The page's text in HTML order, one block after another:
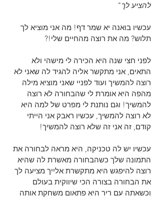
להציע לך"
עכשיו בואנה יא שמר דף! מה אני מוציא לך
תלוש? מה את רוצה מהחיים שלי!?
לפני חצי שנה היא הכירה לי מישהי ולא
התאים, אני מתקשר אליה להגיד לה שאני לא
רוצה להמשיך ועוד לפניי שאני מוציא מילה
מהפה היא אומרת לי שהבחורה לא רוצה
להמשיך! וגם נותנת לי מפרט של למה היא
לא רוצה להמשיך, עכשיו ראבק אני הייתי
קודם, זה אני זה שלא רוצה להמשיך!
עכשיו יש לה טכניקה, היא מראה לבחורה את
התמונה שלך כשהבחורה מאשרת לה שהיא
רוצה להיפגש היא מתקשרת אלייך מציעה לך
את הבחורה בצורה הכי שיווקית בעולם
וכשאתה עם ריר היא פתאום משחקת אותה